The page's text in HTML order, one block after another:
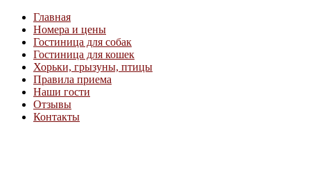
Главная
Номера и цены
Гостиница для собак
Гостиница для кошек
Хорьки, грызуны, птицы
Правила приема
Наши гости
Отзывы
Контакты